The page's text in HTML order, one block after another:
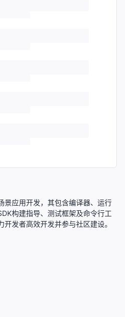
景应用开发，其包含编译器、运行
构建指导、测试框架及命令行工
发者高效开发并参与社区建设。